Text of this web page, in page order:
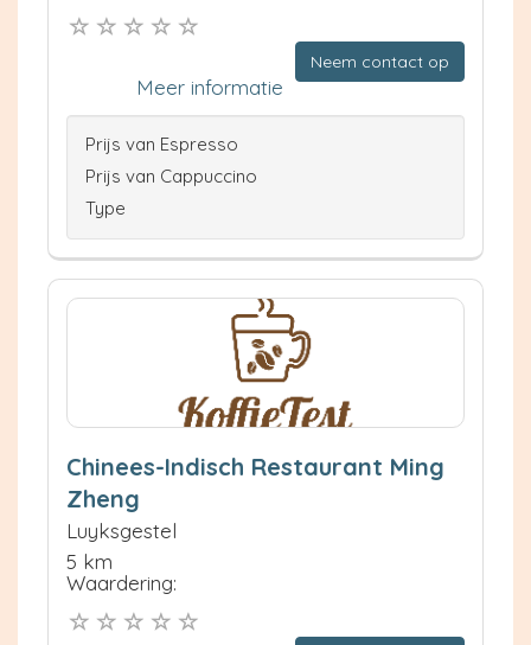
Neem contact op
Meer informatie
Prijs van Espresso
Prijs van Cappuccino
Type
Chinees-Indisch Restaurant Ming
Zheng
Luyksgestel
5 km
Waardering: